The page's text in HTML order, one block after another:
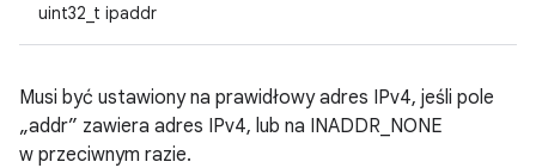
uint32_t ipaddr
Musi być ustawiony na prawidłowy adres IPv4, jeśli pole
„addr” zawiera adres IPv4, lub na INADDR_NONE
w przeciwnym razie.